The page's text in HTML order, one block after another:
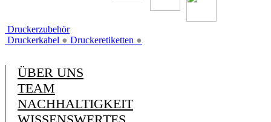
Druckerzubehör
Druckerkabel ● Druckeretiketten ●
ÜBER UNS
TEAM
NACHHALTIGKEIT